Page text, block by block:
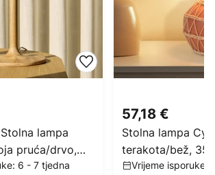
lampa
pruća/drvo,
6 - 7 tjedna
57,18 €
Stolna lampa
terakota/bež, 35
lan/keramika
Vrijeme isporuke: